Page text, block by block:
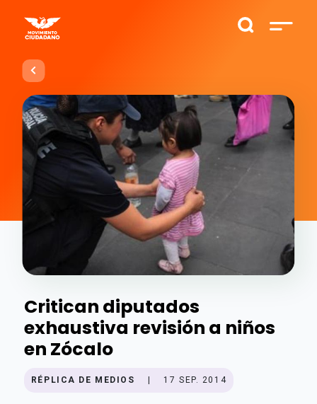
Critican diputados
exhaustiva revisión a niños
en Zócalo
RÉPLICA DE MEDIOS 17 SEP. 2014